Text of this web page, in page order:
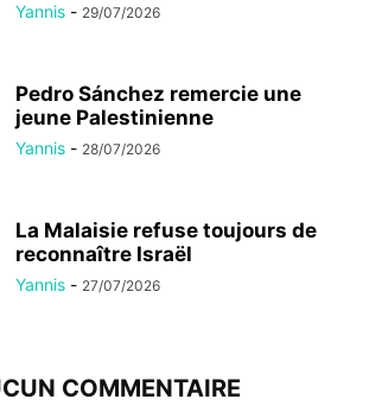
Yannis - 29/07/2026
Pedro Sánchez remercie une
jeune Palestinienne
Yannis - 28/07/2026
La Malaisie refuse toujours de
reconnaître Israël
Yannis - 27/07/2026
COMMENTAIRE